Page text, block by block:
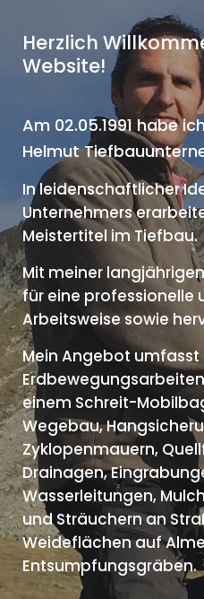
Herzlich
Website!
Am 02.05.1991 habe
Helmut
In leidenschaftlicher
Unternehmers
Meistertitel im Tiefbau.
Mit meiner
für eine professionelle
Arbeitsweise sowie
Mein Angebot
einem Schreit-
Wegebau,
Zyklopenmauern,
Drainagen,
Wasserleitungen,
und Sträuchern an
Weideflächen auf
Entsumpfungsgräben.